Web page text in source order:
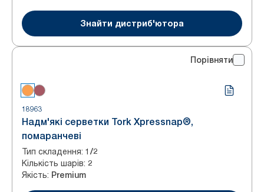
Знайти дистриб'ютора
Порівняти
18963
Надм'які серветки Tork Xpressnap®,
помаранчеві
Тип складення: 1/2
Кількість шарів: 2
Якість: Premium